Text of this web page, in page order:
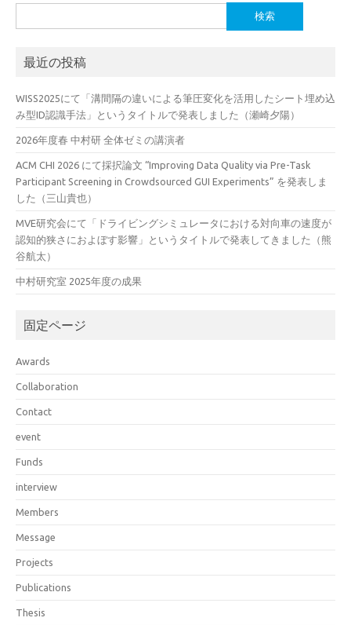
索:
最近の投稿
WISS2025にて「溝間隔の違いによる筆圧変化を活用したシート埋め込
み型ID認識手法」というタイトルで発表しました（瀬崎夕陽）
2026年度春 中村研 全体ゼミの講演者
ACM CHI 2026 にて採択論文 “Improving Data Quality via Pre-Task
Participant Screening in Crowdsourced GUI Experiments” を発表しま
した（三山貴也）
MVE研究会にて「ドライビングシミュレータにおける対向車の速度が
認知的狭さにおよぼす影響」というタイトルで発表してきました（熊
谷航太）
中村研究室 2025年度の成果
固定ページ
Awards
Collaboration
Contact
event
Funds
interview
Members
Message
Projects
Publications
Thesis